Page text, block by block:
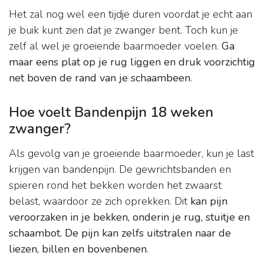
Het zal nog wel een tijdje duren voordat je echt aan
je buik kunt zien dat je zwanger bent. Toch kun je
zelf al wel je groeiende baarmoeder voelen. Ga
maar eens plat op je rug liggen en druk voorzichtig
net boven de rand van je schaambeen.
Hoe voelt Bandenpijn 18 weken
zwanger?
Als gevolg van je groeiende baarmoeder, kun je last
krijgen van bandenpijn. De gewrichtsbanden en
spieren rond het bekken worden het zwaarst
belast, waardoor ze zich oprekken. Dit kan pijn
veroorzaken in je bekken, onderin je rug, stuitje en
schaambot. De pijn kan zelfs uitstralen naar de
liezen, billen en bovenbenen.